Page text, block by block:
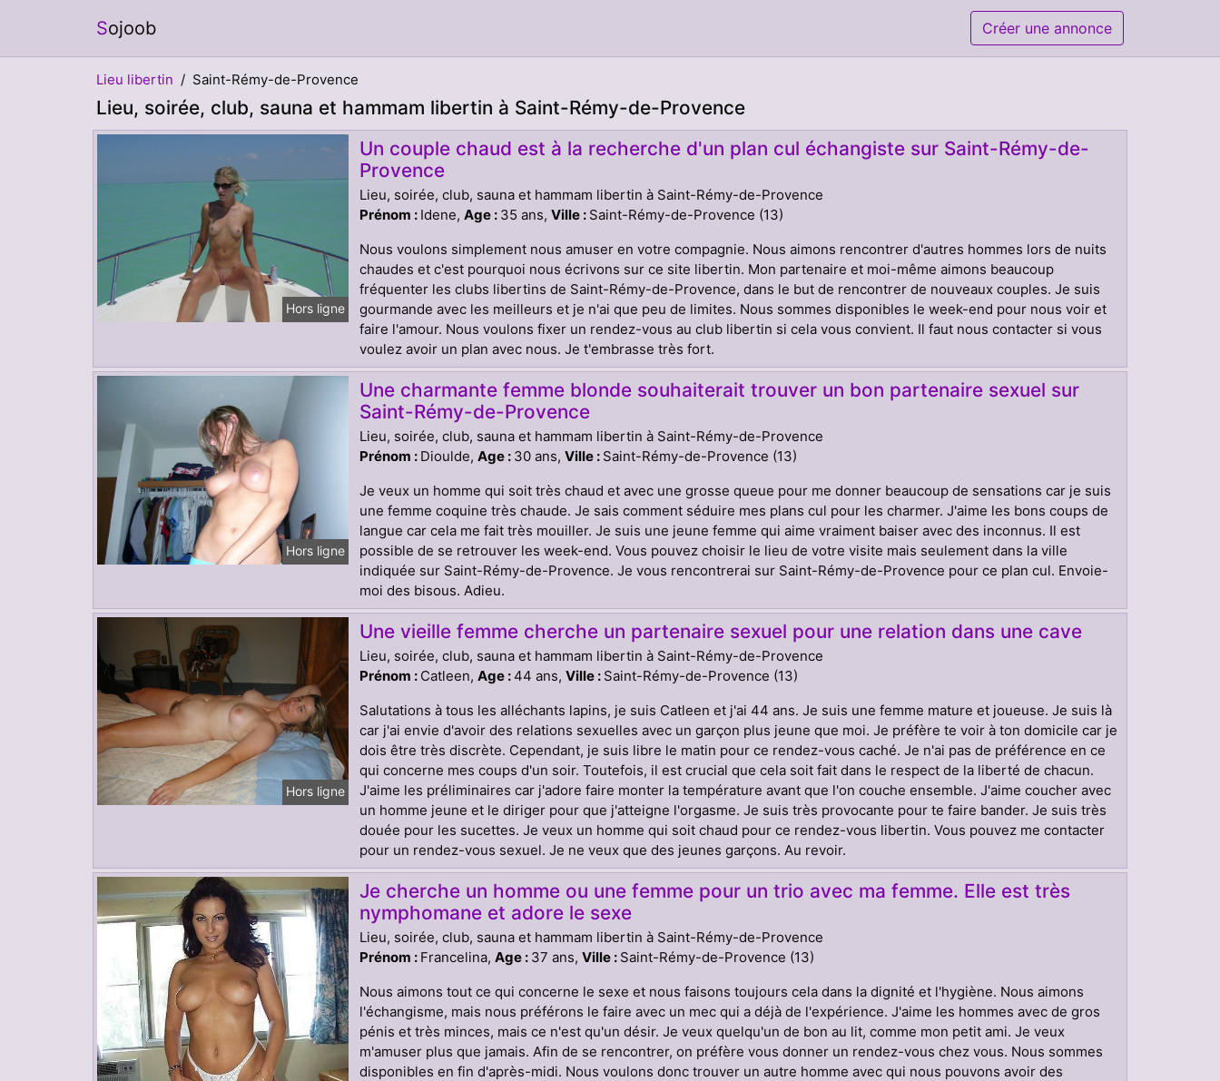
Sojoob Créer une annonce
Lieu libertin Saint-Rémy-de-Provence
Lieu, soirée, club, sauna et hammam libertin à Saint-Rémy-de-Provence
Hors ligne
Un couple chaud est à la recherche d'un plan cul échangiste sur Saint-Rémy-de-
Provence
Lieu, soirée, club, sauna et hammam libertin à Saint-Rémy-de-Provence
Prénom : Idene, Age : 35 ans, Ville : Saint-Rémy-de-Provence (13)
Nous voulons simplement nous amuser en votre compagnie. Nous aimons rencontrer d'autres hommes lors de nuits
chaudes et c'est pourquoi nous écrivons sur ce site libertin. Mon partenaire et moi-même aimons beaucoup
fréquenter les clubs libertins de Saint-Rémy-de-Provence, dans le but de rencontrer de nouveaux couples. Je suis
gourmande avec les meilleurs et je n'ai que peu de limites. Nous sommes disponibles le week-end pour nous voir et
faire l'amour. Nous voulons fixer un rendez-vous au club libertin si cela vous convient. Il faut nous contacter si vous
voulez avoir un plan avec nous. Je t'embrasse très fort.
Hors ligne
Une charmante femme blonde souhaiterait trouver un bon partenaire sexuel sur
Saint-Rémy-de-Provence
Lieu, soirée, club, sauna et hammam libertin à Saint-Rémy-de-Provence
Prénom : Dioulde, Age : 30 ans, Ville : Saint-Rémy-de-Provence (13)
Je veux un homme qui soit très chaud et avec une grosse queue pour me donner beaucoup de sensations car je suis
une femme coquine très chaude. Je sais comment séduire mes plans cul pour les charmer. J'aime les bons coups de
langue car cela me fait très mouiller. Je suis une jeune femme qui aime vraiment baiser avec des inconnus. Il est
possible de se retrouver les week-end. Vous pouvez choisir le lieu de votre visite mais seulement dans la ville
indiquée sur Saint-Rémy-de-Provence. Je vous rencontrerai sur Saint-Rémy-de-Provence pour ce plan cul. Envoie-
moi des bisous. Adieu.
Hors ligne
Une vieille femme cherche un partenaire sexuel pour une relation dans une cave
Lieu, soirée, club, sauna et hammam libertin à Saint-Rémy-de-Provence
Prénom : Catleen, Age : 44 ans, Ville : Saint-Rémy-de-Provence (13)
Salutations à tous les alléchants lapins, je suis Catleen et j'ai 44 ans. Je suis une femme mature et joueuse. Je suis là
car j'ai envie d'avoir des relations sexuelles avec un garçon plus jeune que moi. Je préfère te voir à ton domicile car je
dois être très discrète. Cependant, je suis libre le matin pour ce rendez-vous caché. Je n'ai pas de préférence en ce
qui concerne mes coups d'un soir. Toutefois, il est crucial que cela soit fait dans le respect de la liberté de chacun.
J'aime les préliminaires car j'adore faire monter la température avant que l'on couche ensemble. J'aime coucher avec
un homme jeune et le diriger pour que j'atteigne l'orgasme. Je suis très provocante pour te faire bander. Je suis très
douée pour les sucettes. Je veux un homme qui soit chaud pour ce rendez-vous libertin. Vous pouvez me contacter
pour un rendez-vous sexuel. Je ne veux que des jeunes garçons. Au revoir.
Je cherche un homme ou une femme pour un trio avec ma femme. Elle est très
nymphomane et adore le sexe
Lieu, soirée, club, sauna et hammam libertin à Saint-Rémy-de-Provence
Prénom : Francelina, Age : 37 ans, Ville : Saint-Rémy-de-Provence (13)
Nous aimons tout ce qui concerne le sexe et nous faisons toujours cela dans la dignité et l'hygiène. Nous aimons
l'échangisme, mais nous préférons le faire avec un mec qui a déjà de l'expérience. J'aime les hommes avec de gros
pénis et très minces, mais ce n'est qu'un désir. Je veux quelqu'un de bon au lit, comme mon petit ami. Je veux
m'amuser plus que jamais. Afin de se rencontrer, on préfère vous donner un rendez-vous chez vous. Nous sommes
disponibles en fin d'après-midi. Nous voulons donc trouver un autre homme avec qui nous pouvons avoir des